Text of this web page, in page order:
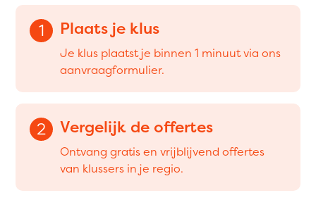
1 Plaats je klus
Je klus plaatst je binnen 1 minuut via ons
aanvraagformulier.
2 Vergelijk de offertes
Ontvang gratis en vrijblijvend offertes
van klussers in je regio.